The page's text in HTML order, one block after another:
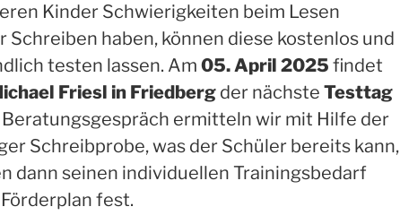
Kinder Schwierigkeiten beim Lesen
Schreiben haben, können diese kostenlos und
testen lassen. Am 05. April 2025 findet
Friesl in Friedberg der nächste Testtag
ermitteln wir mit Hilfe der
Schreibprobe, was der Schüler bereits kann,
dann seinen individuellen Trainingsbedarf
fest.